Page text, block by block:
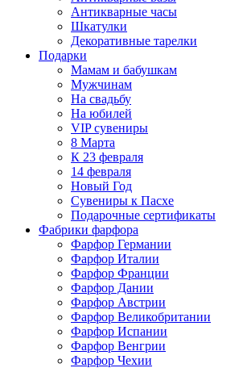
Антикварные часы
Шкатулки
Декоративные тарелки
Подарки
Мамам и бабушкам
Мужчинам
На свадьбу
На юбилей
VIP сувениры
8 Марта
К 23 февраля
14 февраля
Новый Год
Сувениры к Пасхе
Подарочные сертификаты
Фабрики фарфора
Фарфор Германии
Фарфор Италии
Фарфор Франции
Фарфор Дании
Фарфор Австрии
Фарфор Великобритании
Фарфор Испании
Фарфор Венгрии
Фарфор Чехии